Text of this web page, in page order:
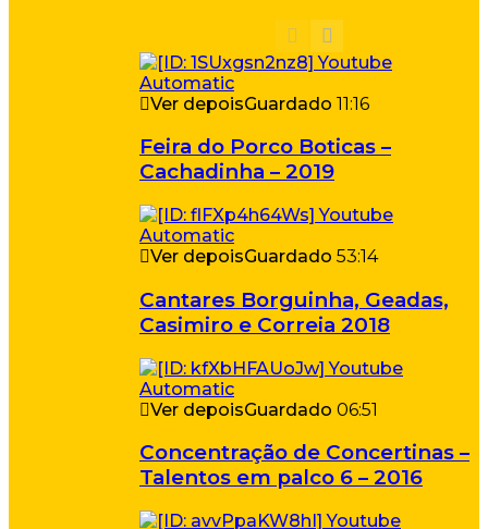
Ver depoisGuardado 11:16
Feira do Porco Boticas –
Cachadinha – 2019
Ver depoisGuardado 53:14
Cantares Borguinha, Geadas,
Casimiro e Correia 2018
Ver depoisGuardado 06:51
Concentração de Concertinas –
Talentos em palco 6 – 2016